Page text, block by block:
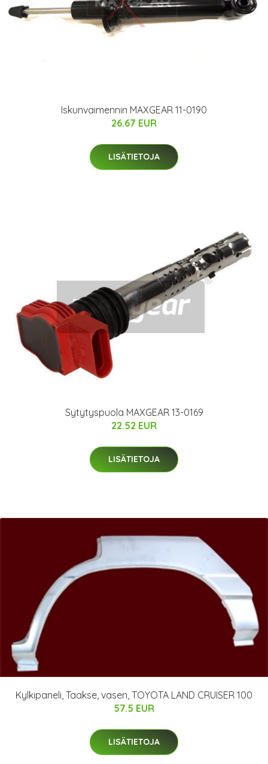
Iskunvaimennin MAXGEAR 11-0190
26.67 EUR
LISÄTIETOJA
Sytytyspuola MAXGEAR 13-0169
22.52 EUR
LISÄTIETOJA
Kylkipaneli, Taakse, vasen, TOYOTA LAND CRUISER 100
57.5 EUR
LISÄTIETOJA